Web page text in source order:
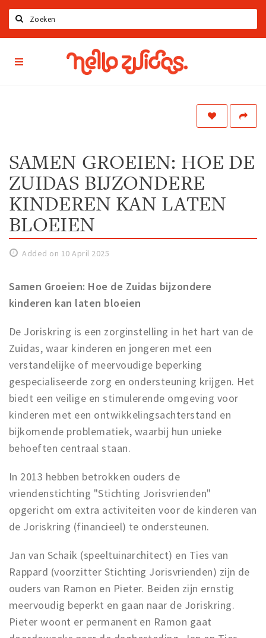
Home
Restaurants
Bars
Hotels
Shops
Work
Education
Sports & leisure
Magazine
Columns
Interviews
Hello Zuidas Articles
Programme
Membership
Contact
Partner Apps
Hello
Zuidas
App
SAMEN GROEIEN: HOE DE
ZUIDAS BIJZONDERE
KINDEREN KAN LATEN
BLOEIEN
Added on 10 April 2025
Samen Groeien: Hoe de Zuidas bijzondere
kinderen kan laten bloeien
De Joriskring is een zorginstelling in het hart van de
Zuidas, waar kinderen en jongeren met een
verstandelijke of meervoudige beperking
gespecialiseerde zorg en ondersteuning krijgen. Het
biedt een veilige en stimulerende omgeving voor
kinderen met een ontwikkelingsachterstand en
bijkomende problematiek, waarbij hun unieke
behoeften centraal staan.
In 2013 hebben betrokken ouders de
vriendenstichting "Stichting Jorisvrienden"
opgericht om extra activiteiten voor de kinderen van
de Joriskring (financieel) te ondersteunen.
Jan van Schaik (speeltuinarchitect) en Ties van
Rappard (voorzitter Stichting Jorisvrienden) zijn de
ouders van Ramon en Pieter. Beiden zijn ernstig
meervoudig beperkt en gaan naar de Joriskring.
Pieter woont er permanent en Ramon gaat